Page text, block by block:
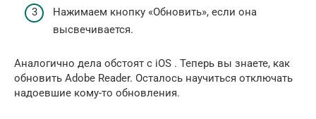
Нажимаем кнопку «Обновить», если она
высвечивается.
Аналогично дела обстоят с iOS . Теперь вы знаете, как
обновить Adobe Reader. Осталось научиться отключать
надоевшие кому-то обновления.